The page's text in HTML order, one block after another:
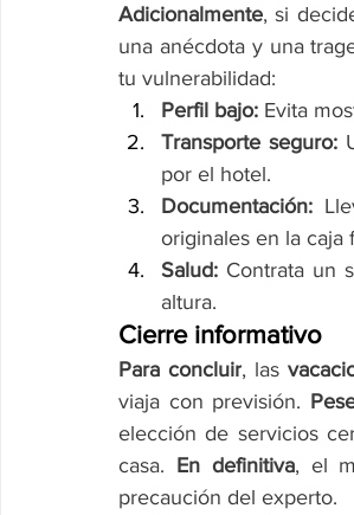
Adicionalmente, si
una anécdota y una
tu vulnerabilidad:
Perfil bajo: Evita
Transporte seguro:
por el hotel.
Documentación:
originales en la caja
Salud: Contrata un
altura.
Cierre informativo
Para concluir, las
viaja con previsión.
elección de servicios
casa. En definitiva, el
precaución del experto.